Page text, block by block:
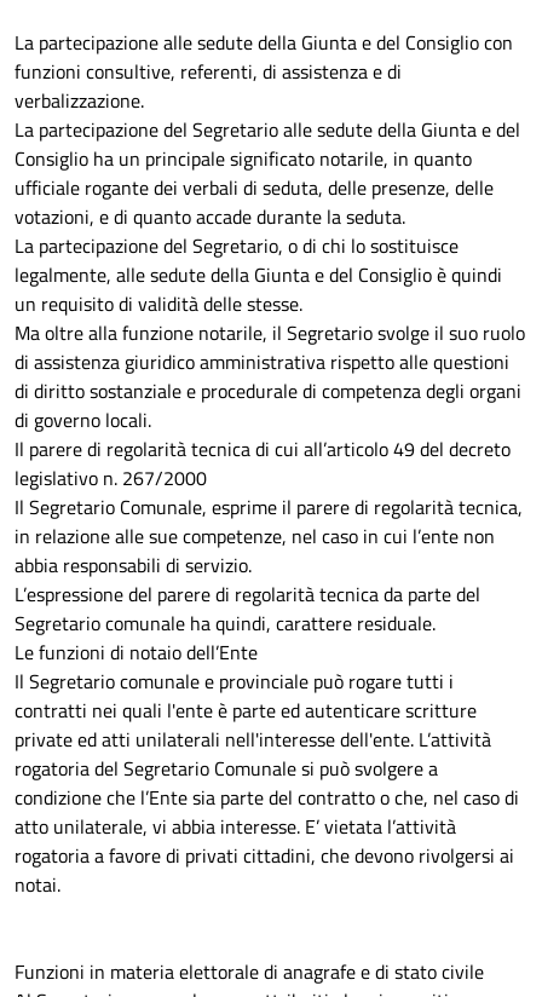
La partecipazione alle sedute della Giunta e del Consiglio con
funzioni consultive, referenti, di assistenza e di
verbalizzazione.
La partecipazione del Segretario alle sedute della Giunta e del
Consiglio ha un principale significato notarile, in quanto
ufficiale rogante dei verbali di seduta, delle presenze, delle
votazioni, e di quanto accade durante la seduta.
La partecipazione del Segretario, o di chi lo sostituisce
legalmente, alle sedute della Giunta e del Consiglio è quindi
un requisito di validità delle stesse.
Ma oltre alla funzione notarile, il Segretario svolge il suo ruolo
di assistenza giuridico amministrativa rispetto alle questioni
di diritto sostanziale e procedurale di competenza degli organi
di governo locali.
Il parere di regolarità tecnica di cui all’articolo 49 del decreto
legislativo n. 267/2000
Il Segretario Comunale, esprime il parere di regolarità tecnica,
in relazione alle sue competenze, nel caso in cui l’ente non
abbia responsabili di servizio.
L’espressione del parere di regolarità tecnica da parte del
Segretario comunale ha quindi, carattere residuale.
Le funzioni di notaio dell’Ente
Il Segretario comunale e provinciale può rogare tutti i
contratti nei quali l'ente è parte ed autenticare scritture
private ed atti unilaterali nell'interesse dell'ente. L’attività
rogatoria del Segretario Comunale si può svolgere a
condizione che l’Ente sia parte del contratto o che, nel caso di
atto unilaterale, vi abbia interesse. E’ vietata l’attività
rogatoria a favore di privati cittadini, che devono rivolgersi ai
notai.
Funzioni in materia elettorale di anagrafe e di stato civile